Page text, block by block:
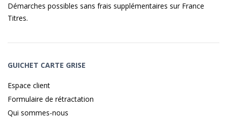
Démarches possibles sans frais supplémentaires sur France
Titres.
GUICHET CARTE GRISE
Espace client
Formulaire de rétractation
Qui sommes-nous